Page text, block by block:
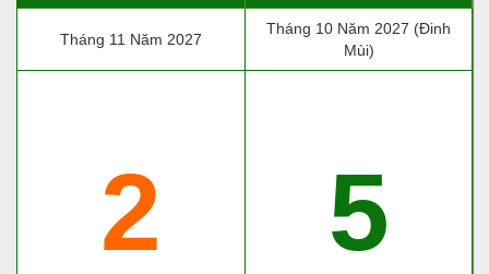
Tháng 11 Năm 2027
Tháng 10 Năm 2027 (Đinh
Mùi)
2 5